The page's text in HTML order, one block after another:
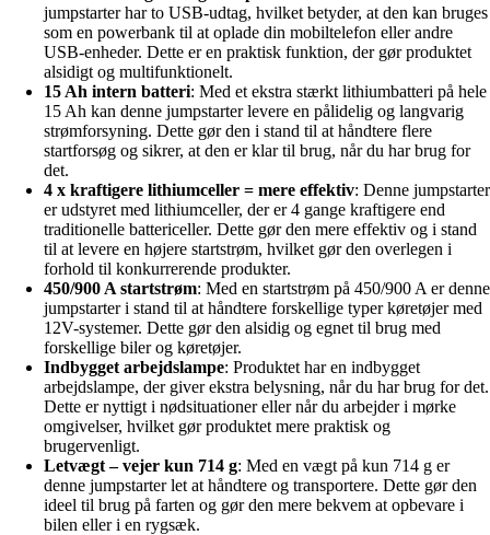
jumpstarter har to USB-udtag, hvilket betyder, at den kan bruges
som en powerbank til at oplade din mobiltelefon eller andre
USB-enheder. Dette er en praktisk funktion, der gør produktet
alsidigt og multifunktionelt.
15 Ah intern batteri: Med et ekstra stærkt lithiumbatteri på hele
15 Ah kan denne jumpstarter levere en pålidelig og langvarig
strømforsyning. Dette gør den i stand til at håndtere flere
startforsøg og sikrer, at den er klar til brug, når du har brug for
det.
4 x kraftigere lithiumceller = mere effektiv: Denne jumpstarter
er udstyret med lithiumceller, der er 4 gange kraftigere end
traditionelle battericeller. Dette gør den mere effektiv og i stand
til at levere en højere startstrøm, hvilket gør den overlegen i
forhold til konkurrerende produkter.
450/900 A startstrøm: Med en startstrøm på 450/900 A er denne
jumpstarter i stand til at håndtere forskellige typer køretøjer med
12V-systemer. Dette gør den alsidig og egnet til brug med
forskellige biler og køretøjer.
Indbygget arbejdslampe: Produktet har en indbygget
arbejdslampe, der giver ekstra belysning, når du har brug for det.
Dette er nyttigt i nødsituationer eller når du arbejder i mørke
omgivelser, hvilket gør produktet mere praktisk og
brugervenligt.
Letvægt – vejer kun 714 g: Med en vægt på kun 714 g er
denne jumpstarter let at håndtere og transportere. Dette gør den
ideel til brug på farten og gør den mere bekvem at opbevare i
bilen eller i en rygsæk.